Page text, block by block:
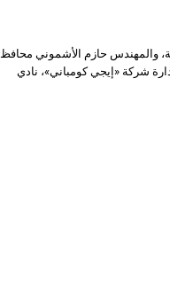
والمهندس حازم الأشموني محافظ
شركة «إيجي كومباني»، نادي